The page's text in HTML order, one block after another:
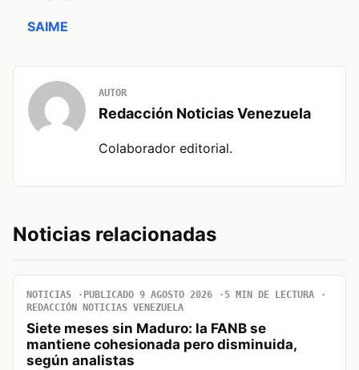
SAIME
AUTOR
Redacción Noticias Venezuela
Colaborador editorial.
Noticias relacionadas
NOTICIAS PUBLICADO 9 AGOSTO 2026
5 MIN DE LECTURA
REDACCIÓN NOTICIAS VENEZUELA
Siete meses sin Maduro: la FANB se
mantiene cohesionada pero disminuida,
según analistas